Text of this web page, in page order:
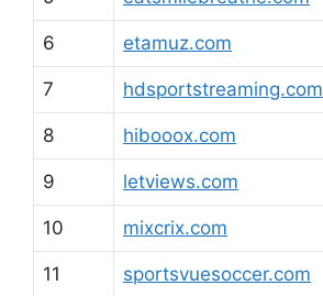
6 etamuz.com
7 hdsportstreaming.com
8 hibooox.com
9 letviews.com
10 mixcrix.com
11 sportsvuesoccer.com